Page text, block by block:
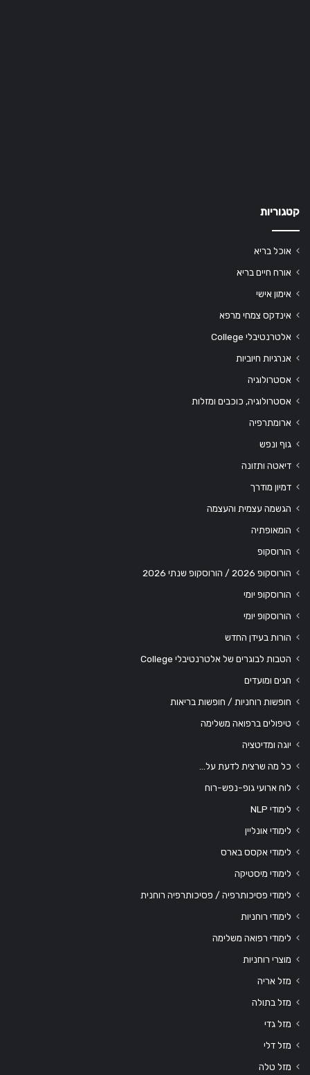
קטגוריות
אוכל בריא
אורח חיים בריא
אימון אישי
אינדקס צמחי מרפא
אלטרנטיבלי College
אנרגיות חיוביות
אסטרולוגיה
אסטרולוגיה, כוכבים ומזלות
ארומתרפיה
גוף ונפש
דיאטה ותזונה
דמיון מודרך
הגשמה עצמית והעצמה
הומאופתיה
הורוסקופ
הורוסקופ 2026 / הורוסקופ שנתי 2026
הורוסקופ יומי
הורוסקופ יומי
הורות בעידן החדש
הטבות לבוגרים של אלטרנטיבלי College
חגים ומועדים
חופשות רוחניות / חופשות בריאות
טיפולים ברפואה משלימה
יוגה ומדיטציה
כל מה שרצית לדעת על…
לוח ארועי גופ-נפש-רוח
לימודי NLP
לימודי אונליין
לימודי אקסס בארס
לימודי מיסטיקה
לימודי פסיכותרפיה / פסיכותרפיה רוחנית
לימודי רוחניות
לימודי רפואה משלימה
מוצרי רוחניות
מזל אריה
מזל בתולה
מזל גדי
מזל דלי
מזל טלה